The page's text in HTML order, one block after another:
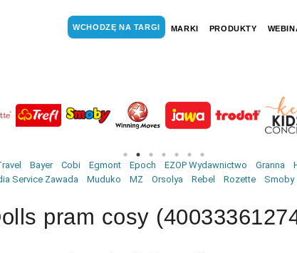
WCHODZĘ NA TARGI MARKI PRODUKTY
Bayer Cobi Egmont Epoch EZOP Wydawnictwo Granna
Service Zawada
Muduko MZ Orsolya Rebel Rozette Smoby
pram cosy